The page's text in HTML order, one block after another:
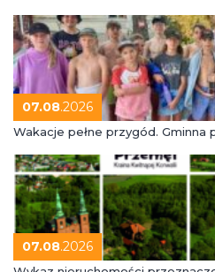
07.08.2026
Wakacje pełne przygód. Gminna
07.08.2026